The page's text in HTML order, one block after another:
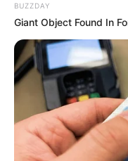
BUZZDAY
Giant Object Found In